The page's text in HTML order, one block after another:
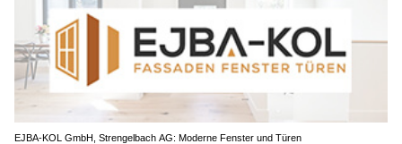
EJBA-KOL GmbH, Strengelbach AG: Moderne Fenster und Türen